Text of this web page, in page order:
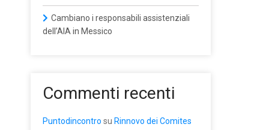
Cambiano i responsabili assistenziali
dell’AIA in Messico
Commenti recenti
Puntodincontro su Rinnovo dei Comites